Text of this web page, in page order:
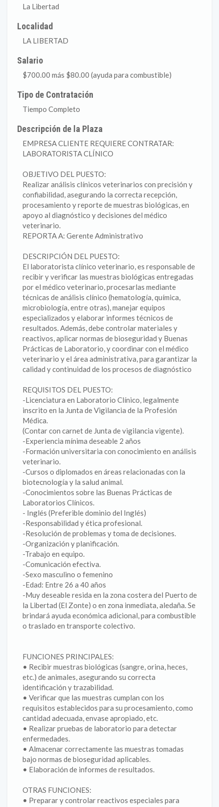
La Libertad
Localidad
LA LIBERTAD
Salario
$700.00 más $80.00 (ayuda para combustible)
Tipo de Contratación
Tiempo Completo
Descripción de la Plaza
EMPRESA CLIENTE REQUIERE CONTRATAR:
LABORATORISTA CLÍNICO
OBJETIVO DEL PUESTO:
Realizar análisis clínicos veterinarios con precisión y
confiabilidad, asegurando la correcta recepción,
procesamiento y reporte de muestras biológicas, en
apoyo al diagnóstico y decisiones del médico
veterinario.
REPORTA A: Gerente Administrativo
DESCRIPCIÓN DEL PUESTO:
El laboratorista clínico veterinario, es responsable de
recibir y verificar las muestras biológicas entregadas
por el médico veterinario, procesarlas mediante
técnicas de análisis clínico (hematología, química,
microbiología, entre otras), manejar equipos
especializados y elaborar informes técnicos de
resultados. Además, debe controlar materiales y
reactivos, aplicar normas de bioseguridad y Buenas
Prácticas de Laboratorio, y coordinar con el médico
veterinario y el área administrativa, para garantizar la
calidad y continuidad de los procesos de diagnóstico
REQUISITOS DEL PUESTO:
-Licenciatura en Laboratorio Clínico, legalmente
inscrito en la Junta de Vigilancia de la Profesión
Médica.
(Contar con carnet de Junta de vigilancia vigente).
-Experiencia mínima deseable 2 años
-Formación universitaria con conocimiento en análisis
veterinario.
-Cursos o diplomados en áreas relacionadas con la
biotecnología y la salud animal.
-Conocimientos sobre las Buenas Prácticas de
Laboratorios Clínicos.
- Inglés (Preferible dominio del Inglés)
-Responsabilidad y ética profesional.
-Resolución de problemas y toma de decisiones.
-Organización y planificación.
-Trabajo en equipo.
-Comunicación efectiva.
-Sexo masculino o femenino
-Edad: Entre 26 a 40 años
-Muy deseable resida en la zona costera del Puerto de
la Libertad (El Zonte) o en zona inmediata, aledaña. Se
brindará ayuda económica adicional, para combustible
o traslado en transporte colectivo.
FUNCIONES PRINCIPALES:
• Recibir muestras biológicas (sangre, orina, heces,
etc.) de animales, asegurando su correcta
identificación y trazabilidad.
• Verificar que las muestras cumplan con los
requisitos establecidos para su procesamiento, como
cantidad adecuada, envase apropiado, etc.
• Realizar pruebas de laboratorio para detectar
enfermedades.
• Almacenar correctamente las muestras tomadas
bajo normas de bioseguridad aplicables.
• Elaboración de informes de resultados.
OTRAS FUNCIONES:
• Preparar y controlar reactivos especiales para